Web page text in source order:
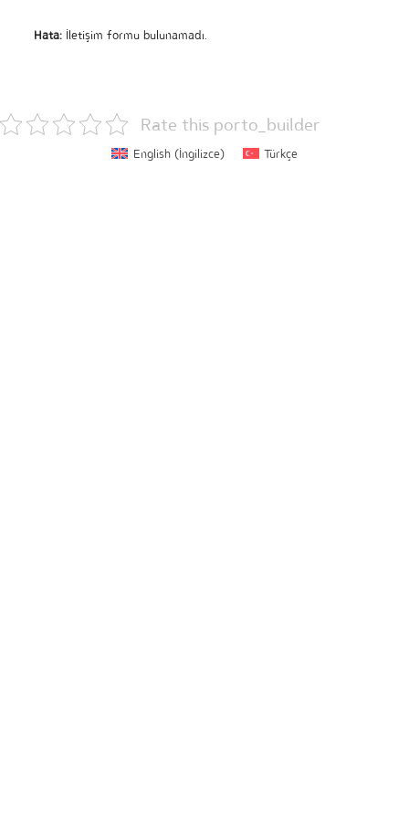
Hata: İletişim formu bulunamadı.
Rate this porto_builder
English(İngilizce) Türkçe